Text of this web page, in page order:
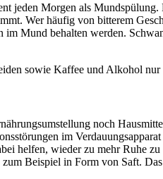
jeden Morgen als
Wer häufig von bitterem
Mund behalten werden.
sowie Kaffee und Alkohol
noch
im
helfen, wieder zu mehr Ruhe
Beispiel in Form von Saft.